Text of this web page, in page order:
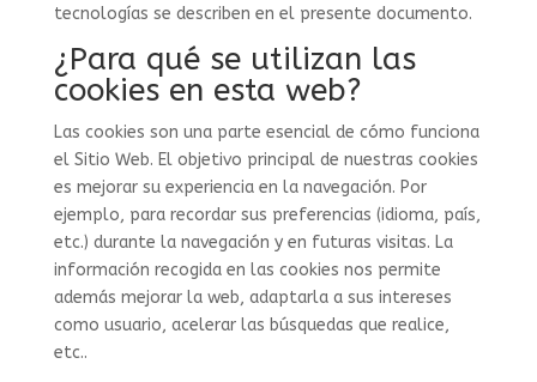
tecnologías se describen en el presente documento.
¿Para qué se utilizan las
cookies en esta web?
Las cookies son una parte esencial de cómo funciona
el Sitio Web. El objetivo principal de nuestras cookies
es mejorar su experiencia en la navegación. Por
ejemplo, para recordar sus preferencias (idioma, país,
etc.) durante la navegación y en futuras visitas. La
información recogida en las cookies nos permite
además mejorar la web, adaptarla a sus intereses
como usuario, acelerar las búsquedas que realice,
etc..